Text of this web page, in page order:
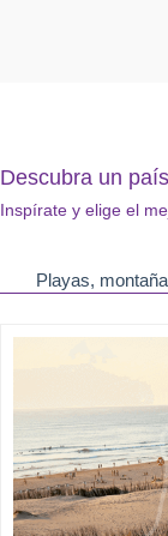
Descubra un
Inspírate y elige el
Playas,